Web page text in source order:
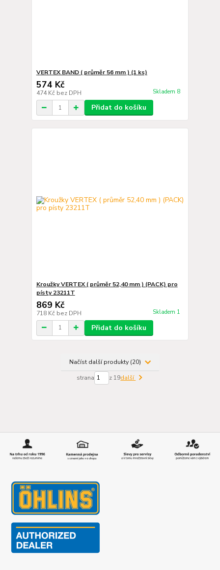
VERTEX BAND ( průměr 56 mm ) (1 ks)
574 Kč
474 Kč bez DPH Skladem 8
Přidat do košíku
Kroužky VERTEX ( průměr 52,40 mm ) (PACK) pro
písty 23211T
869 Kč
718 Kč bez DPH Skladem 1
Přidat do košíku
Načíst další produkty (20)
strana z 19další